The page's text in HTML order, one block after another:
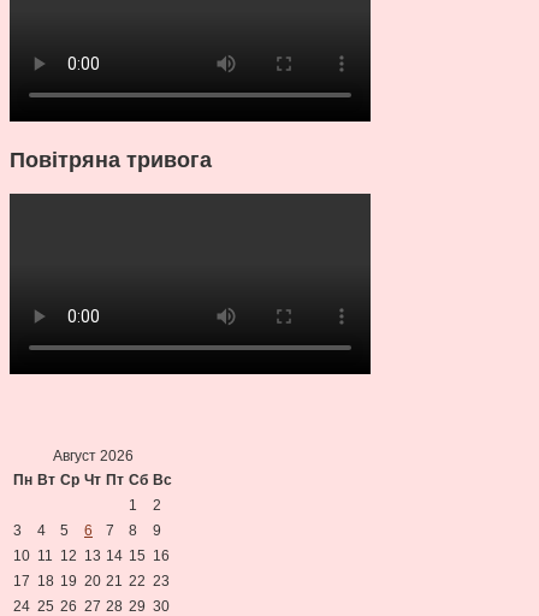
Повітряна тривога
Август 2026
Пн Вт Ср Чт Пт Сб Вс
1
2
3
4 5 6 7 8
9
10 11 12 13 14 15 16
17 18 19 20 21 22 23
24 25 26 27 28 29 30